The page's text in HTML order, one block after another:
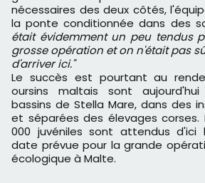
nécessaires des deux côtés,
la ponte conditionnée dans des
était évidemment un peu tendus
grosse opération et on n'était pas
d'arriver ici."
Le succès est pourtant au
oursins maltais sont
bassins de Stella Mare, dans des
et séparées des élevages corses.
000 juvéniles sont attendus d'ici
date prévue pour la grande
écologique à Malte.